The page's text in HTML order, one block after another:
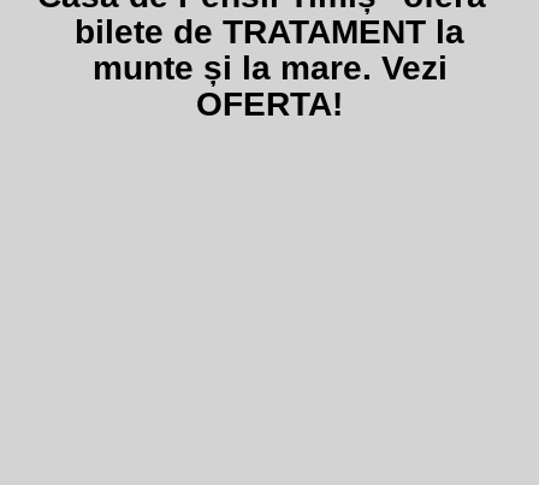
bilete de TRATAMENT la
munte și la mare. Vezi
OFERTA!